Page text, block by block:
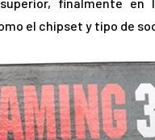
el chipset y tipo de